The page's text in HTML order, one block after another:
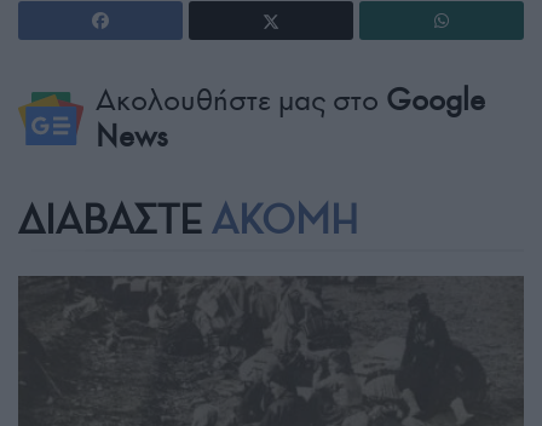
Ακολουθήστε μας στο Google
News
ΔΙΑΒΑΣΤΕ ΑΚΟΜΗ